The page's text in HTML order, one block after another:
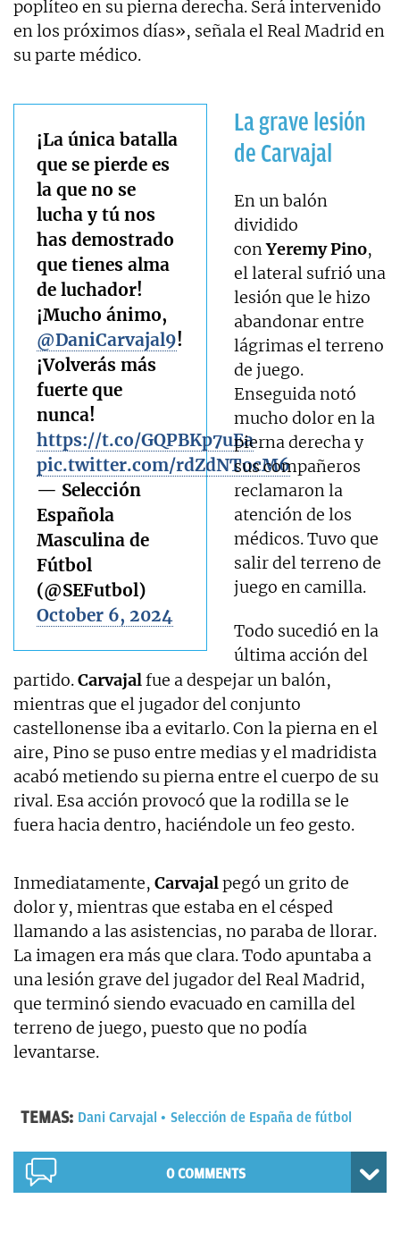
poplíteo en su pierna derecha. Será intervenido
en los próximos días», señala el Real Madrid en
su parte médico.
¡La única batalla
que se pierde es
la que no se
lucha y tú nos
has demostrado
que tienes alma
de luchador!
¡Mucho ánimo,
@DaniCarvajal9!
¡Volverás más
fuerte que
nunca!
https://t.co/GQPBKp7uEa
pic.twitter.com/rdZdNTocM6
— Selección
Española
Masculina de
Fútbol
(@SEFutbol)
October 6, 2024
La grave lesión
de Carvajal
En un balón
dividido
conYeremy Pino,
el lateral sufrió una
lesión que le hizo
abandonar entre
lágrimas el terreno
de juego.
Enseguida notó
mucho dolor en la
pierna derecha y
sus compañeros
reclamaron la
atención de los
médicos. Tuvo que
salir del terreno de
juego en camilla.
Todo sucedió en la
última acción del
partido.Carvajalfue a despejar un balón,
mientras que el jugador del conjunto
castellonense iba a evitarlo. Con la pierna en el
aire, Pino se puso entre medias y el madridista
acabó metiendo su pierna entre el cuerpo de su
rival. Esa acción provocó que la rodilla se le
fuera hacia dentro, haciéndole un feo gesto.
Inmediatamente, Carvajalpegó un grito de
dolor y, mientras que estaba en el césped
llamando a las asistencias, no paraba de llorar.
La imagen era más que clara. Todo apuntaba a
una lesión grave del jugador del Real Madrid,
que terminó siendo evacuado en camilla del
terreno de juego, puesto que no podía
levantarse.
TEMAS: Dani Carvajal Selección de España de fútbol
0 COMMENTS